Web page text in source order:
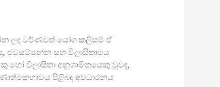
ලද වර්ණවත් යෝග කලිසම් ඒ
ජවසම්පන්න සහ විලාසිතාමය
හෝ විලාසිතා අනුගාමිකයෙකු වුවද,
පිළිබඳ අවධාරනය